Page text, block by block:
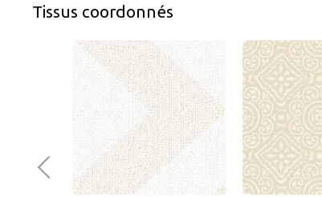
Tissus coordonnés
Previous